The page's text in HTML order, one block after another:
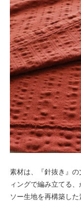
素材は、『針抜き』
ィングで編み立てる
ソー生地を再構築し